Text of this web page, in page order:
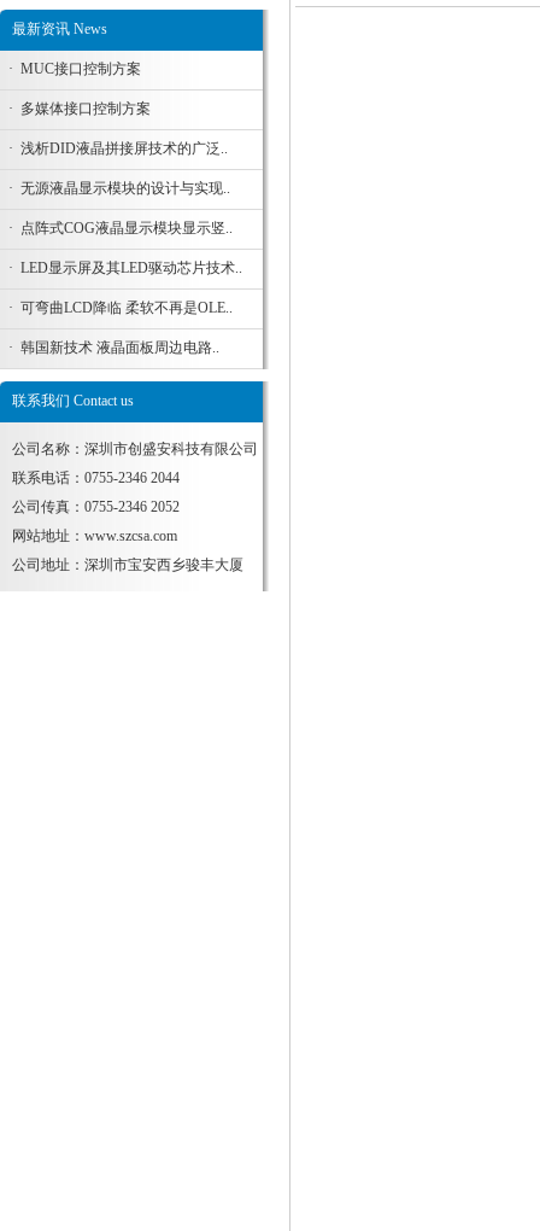
最新资讯 News
· MUC接口控制方案
· 多媒体接口控制方案
· 浅析DID液晶拼接屏技术的广泛..
· 无源液晶显示模块的设计与实现..
· 点阵式COG液晶显示模块显示竖..
· LED显示屏及其LED驱动芯片技术..
· 可弯曲LCD降临 柔软不再是OLE..
· 韩国新技术 液晶面板周边电路..
联系我们 Contact us
公司名称：深圳市创盛安科技有限公司
联系电话：0755-2346 2044
公司传真：0755-2346 2052
网站地址： www.szcsa.com
公司地址：深圳市宝安西乡骏丰大厦